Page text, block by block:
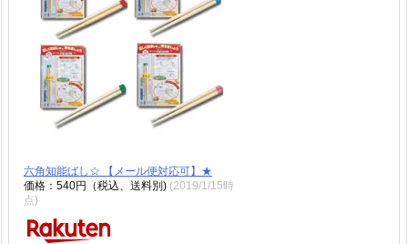
六角知能ばし☆ 【メール便対応可】★
価格：540円（税込、送料別) (2019/1/15時
点)